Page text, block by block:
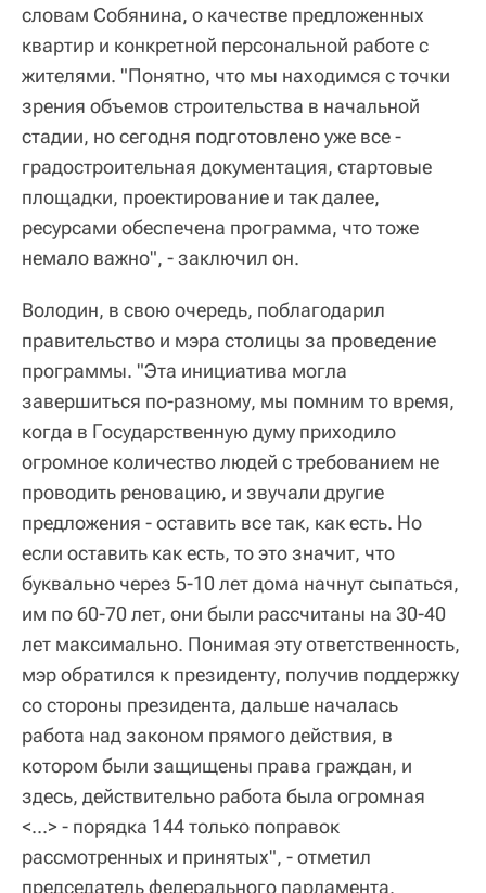
словам Собянина, о качестве предложенных
квартир и конкретной персональной работе с
жителями. "Понятно, что мы находимся с точки
зрения объемов строительства в начальной
стадии, но сегодня подготовлено уже все -
градостроительная документация, стартовые
площадки, проектирование и так далее,
ресурсами обеспечена программа, что тоже
немало важно", - заключил он.
Володин, в свою очередь, поблагодарил
правительство и мэра столицы за проведение
программы. "Эта инициатива могла
завершиться по-разному, мы помним то время,
когда в Государственную думу приходило
огромное количество людей с требованием не
проводить реновацию, и звучали другие
предложения - оставить все так, как есть. Но
если оставить как есть, то это значит, что
буквально через 5-10 лет дома начнут сыпаться,
им по 60-70 лет, они были рассчитаны на 30-40
лет максимально. Понимая эту ответственность,
мэр обратился к президенту, получив поддержку
со стороны президента, дальше началась
работа над законом прямого действия, в
котором были защищены права граждан, и
здесь, действительно работа была огромная
<...> - порядка 144 только поправок
рассмотренных и принятых", - отметил
председатель федерального парламента.